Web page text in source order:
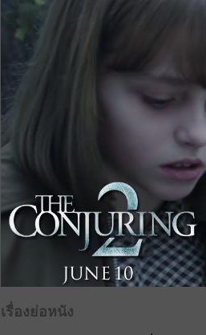
เรื่องย่อหนัง